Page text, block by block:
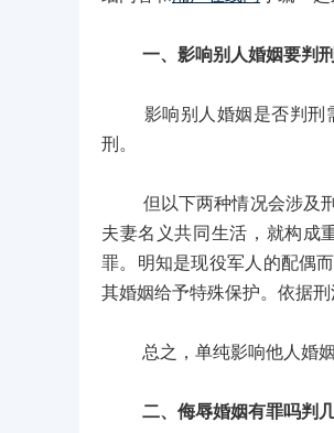
一、影响别人婚姻要判
影响别人婚姻是否判刑需
刑。
但以下两种情况会涉及刑
夫妻名义共同生活，就构成
罪。明知是现役军人的配偶
其婚姻给予特殊保护。依据
总之，单纯影响他人婚姻
二、侮辱婚姻有罪吗判